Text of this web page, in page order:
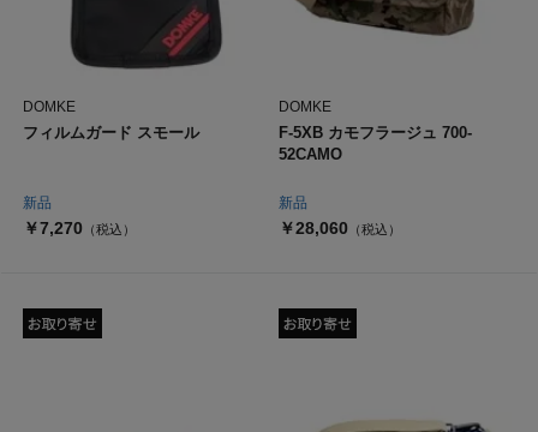
新品
DOMKE
フィルムガード スモール
￥7,270 （税込）
新品
DOMKE
F-5XB カモフラージュ 700-
52CAMO
￥28,060 （税込）